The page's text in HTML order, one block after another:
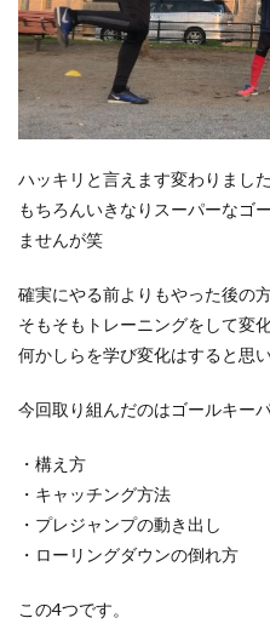
ハッキリと言えます変わりました
もちろんいきなりスーパーなゴ
ませんが笑
確実にやる前よりもやった後の
そもそもトレーニングをして変
何かしらを学び変化はすると思い
今回取り組んだのはゴールキー
・構え方
・キャッチング方法
・プレジャンプの動き出し
・ローリングダウンの倒れ方
この4つです。